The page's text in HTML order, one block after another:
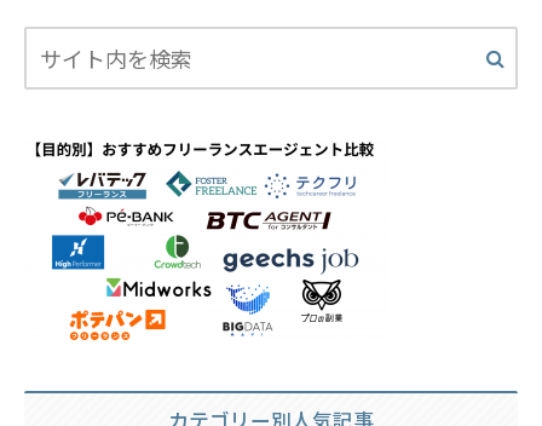
カテゴリー別人気記事